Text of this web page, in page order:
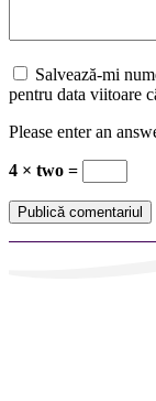
Salvează-mi
pentru data viitoare
Please enter an
4 × two =